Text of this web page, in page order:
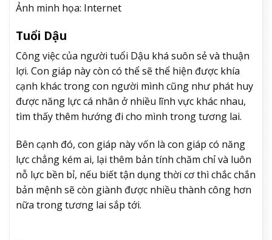
Ảnh minh họa: Internet
Tuổi Dậu
Công việc của người tuổi Dậu khá suôn sẻ và thuận
lợi. Con giáp này còn có thể sẽ thể hiện được khía
cạnh khác trong con người mình cũng như phát huy
được năng lực cá nhân ở nhiều lĩnh vực khác nhau,
tìm thấy thêm hướng đi cho mình trong tương lai.
Bên cạnh đó, con giáp này vốn là con giáp có năng
lực chẳng kém ai, lại thêm bản tính chăm chỉ và luôn
nỗ lực bền bỉ, nếu biết tận dụng thời cơ thì chắc chắn
bản mệnh sẽ còn giành được nhiều thành công hơn
nữa trong tương lai sắp tới.